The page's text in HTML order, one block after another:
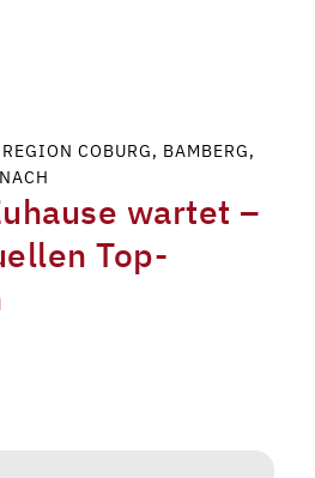
COBURG, BAMBERG,
wartet –
Top-